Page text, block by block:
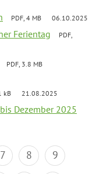
PDF, 4 MB 06.10.2025
Ferientag
PDF,
PDF, 3.8 MB
kB 21.08.2025
Dezember 2025
7 8
9